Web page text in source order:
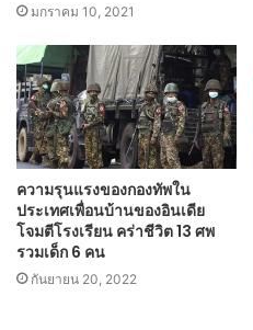
มกราคม 10, 2021
ความรุนแรงของกองทัพใน
ประเทศเพื่อนบ้านของอินเดีย
โจมตีโรงเรียน คร่าชีวิต 13 ศพ
รวมเด็ก 6 คน
กันยายน 20, 2022